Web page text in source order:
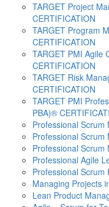
TARGET Project
CERTIFICATION
TARGET Program
CERTIFICATION
TARGET PMI Agile
CERTIFICATION
TARGET Risk
CERTIFICATION
TARGET PMI
PBA)®
Professional Scrum
Professional
Professional Scrum
Professional Agile
Professional
Managing Projects
Lean Product